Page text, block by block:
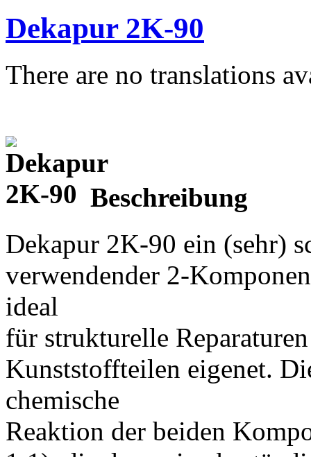
Dekapur 2K-90
There are no translations
Beschreibung
Dekapur 2K-90 ein (sehr)
verwendender 2-
ideal
für strukturelle
Kunststoffteilen eigenet.
chemische
Reaktion der beiden